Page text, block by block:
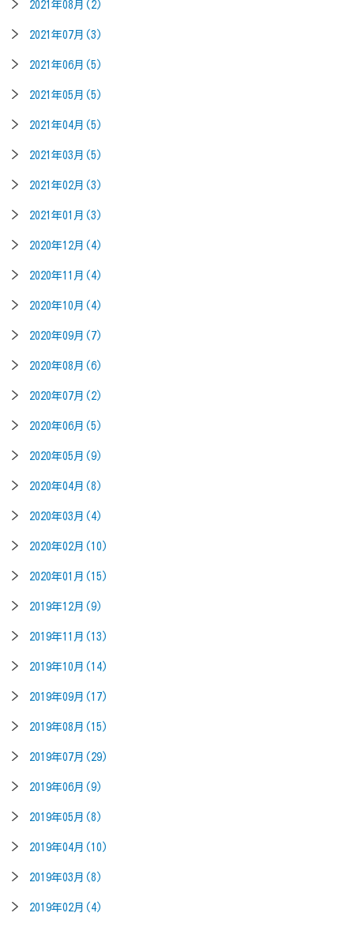
2021年08月(2)
2021年07月(3)
2021年06月(5)
2021年05月(5)
2021年04月(5)
2021年03月(5)
2021年02月(3)
2021年01月(3)
2020年12月(4)
2020年11月(4)
2020年10月(4)
2020年09月(7)
2020年08月(6)
2020年07月(2)
2020年06月(5)
2020年05月(9)
2020年04月(8)
2020年03月(4)
2020年02月(10)
2020年01月(15)
2019年12月(9)
2019年11月(13)
2019年10月(14)
2019年09月(17)
2019年08月(15)
2019年07月(29)
2019年06月(9)
2019年05月(8)
2019年04月(10)
2019年03月(8)
2019年02月(4)